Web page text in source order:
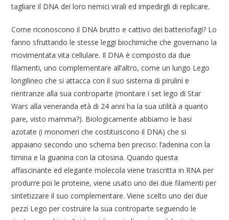
tagliare il DNA dei loro nemici virali ed impedirgli di replicare.
Come riconoscono il DNA brutto e cattivo dei batteriofagi? Lo
fanno sfruttando le stesse leggi biochimiche che governano la
movimentata vita cellulare. Il DNA è composto da due
filamenti, uno complementare all’altro, come un lungo Lego
longilineo che si attacca con il suo sistema di pirulini e
rientranze alla sua controparte (montare i set lego di Star
Wars alla veneranda età di 24 anni ha la sua utilità a quanto
pare, visto mamma?). Biologicamente abbiamo le basi
azotate (i monomeri che costituiscono il DNA) che si
appaiano secondo uno schema ben preciso: l’adenina con la
timina e la guanina con la citosina. Quando questa
affascinante ed elegante molecola viene trascritta in RNA per
produrre poi le proteine, viene usato uno dei due filamenti per
sintetizzare il suo complementare. Viene scelto uno dei due
pezzi Lego per costruire la sua controparte seguendo le